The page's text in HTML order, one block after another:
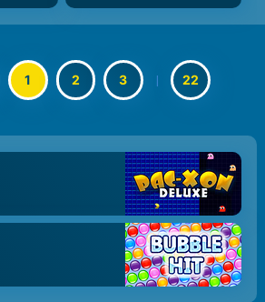
1 2 3 | 22